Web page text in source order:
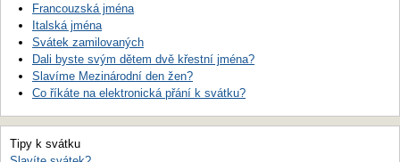
Francouzská jména
Italská jména
Svátek zamilovaných
Dali byste svým dětem dvě křestní jména?
Slavíme Mezinárodní den žen?
Co říkáte na elektronická přání k svátku?
Tipy k svátku